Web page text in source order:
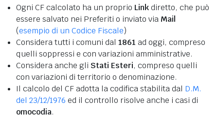
Ogni CF calcolato ha un proprio Linkdiretto, che può
essere salvato nei Preferiti o inviato via Mail
(esempio di un Codice Fiscale)
Considera tutti i comuni dal 1861 ad oggi, compreso
quelli soppressi e con variazioni amministrative.
Considera anche gli Stati Esteri, compreso quelli
con variazioni di territorio o denominazione.
Il calcolo del CF adotta la codifica stabilita dal D.M.
del 23/12/1976 ed il controllo risolve anche i casi di
omocodia.